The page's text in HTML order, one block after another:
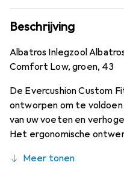
Beschrijving
Albatros Inlegzool
Comfort Low, groen, 43
De Evercushion Custom
ontworpen om te
van uw voeten en
Het ergonomische
Meer tonen